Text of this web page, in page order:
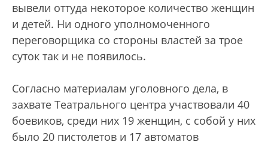
вывели оттуда некоторое количество женщин
и детей. Ни одного уполномоченного
переговорщика со стороны властей за трое
суток так и не появилось.
Согласно материалам уголовного дела, в
захвате Театрального центра участвовали 40
боевиков, среди них 19 женщин, с собой у них
было 20 пистолетов и 17 автоматов